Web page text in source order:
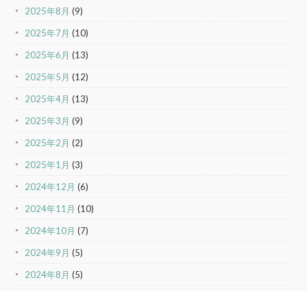
2025年8月 (9)
2025年7月 (10)
2025年6月 (13)
2025年5月 (12)
2025年4月 (13)
2025年3月 (9)
2025年2月 (2)
2025年1月 (3)
2024年12月 (6)
2024年11月 (10)
2024年10月 (7)
2024年9月 (5)
2024年8月 (5)